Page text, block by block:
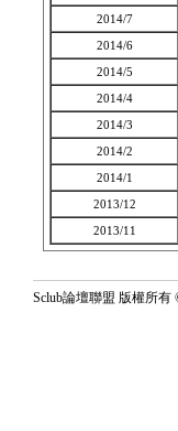
2014/7
2014/6
2014/5
2014/4
2014/3
2014/2
2014/1
2013/12
2013/11
Sclub論壇聯盟 版權所有